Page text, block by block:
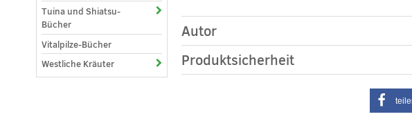
Autor
Produktsicherheit
Tuina und Shiatsu-
Bücher
Vitalpilze-Bücher
Westliche Kräuter